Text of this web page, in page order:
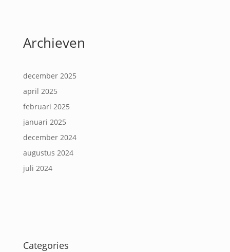
Archieven
december 2025
april 2025
februari 2025
januari 2025
december 2024
augustus 2024
juli 2024
Categories